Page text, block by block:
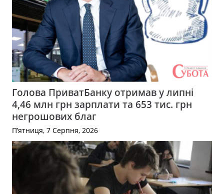
Голова ПриватБанку отримав у липні
4,46 млн грн зарплати та 653 тис. грн
негрошових благ
П’ятниця, 7 Серпня, 2026